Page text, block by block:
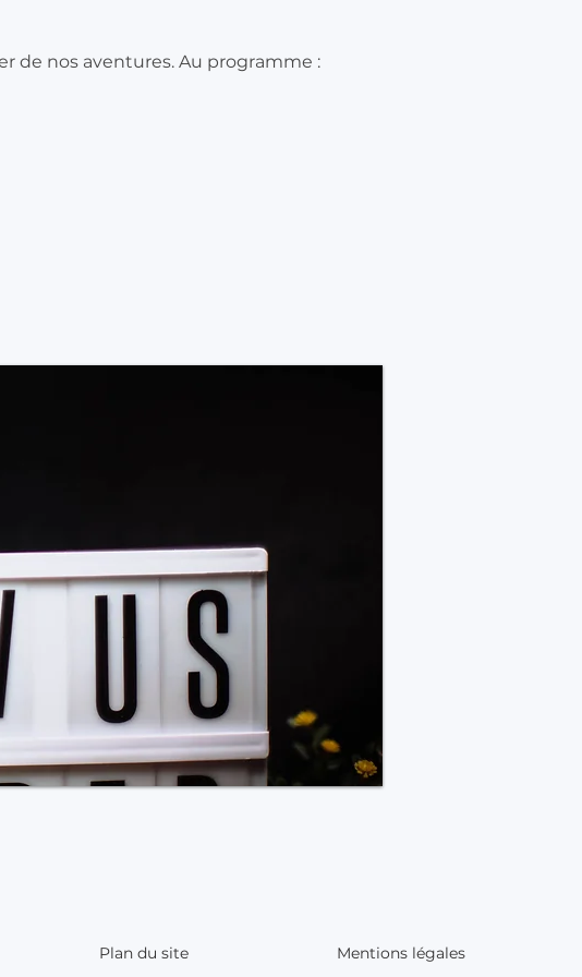
de nos aventures. Au programme :
Plan du site Mentions légales